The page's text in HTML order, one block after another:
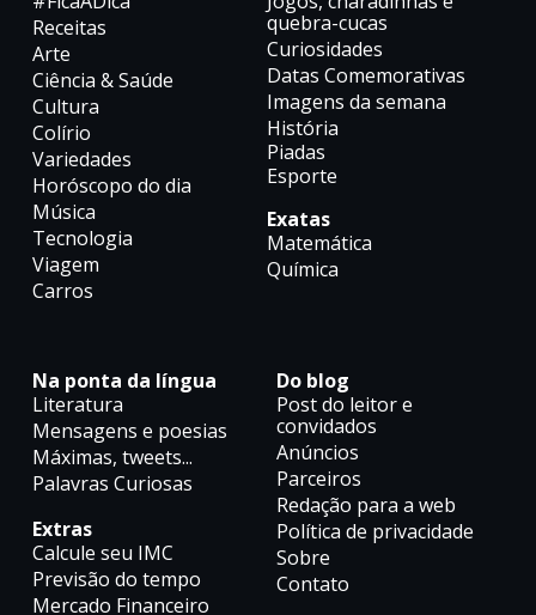
Receitas
Arte
Ciência & Saúde
Cultura
Colírio
Variedades
Horóscopo do dia
Música
Tecnologia
Viagem
Carros
quebra-cucas
Curiosidades
Datas Comemorativas
Imagens da semana
História
Piadas
Esporte
Exatas
Matemática
Química
Na ponta da língua
Literatura
Mensagens e poesias
Máximas, tweets...
Palavras Curiosas
Extras
Calcule seu IMC
Previsão do tempo
Mercado Financeiro
Do blog
Post do leitor e
convidados
Anúncios
Parceiros
Redação para a web
Política de privacidade
Sobre
Contato